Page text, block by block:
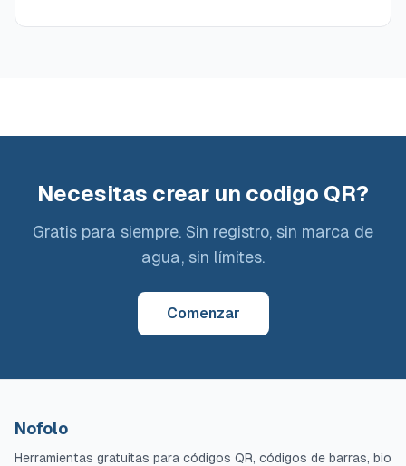
Necesitas crear un codigo QR?
Gratis para siempre. Sin registro, sin marca de
agua, sin límites.
Comenzar
Nofolo
Herramientas gratuitas para códigos QR, códigos de barras, bio